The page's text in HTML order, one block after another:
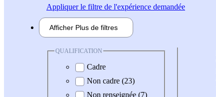
Appliquerle filtre de l'expérience demandée
Afficher Plus de filtres
QUALIFICATION
Cadre
Non cadre (23)
Non renseignée (7)